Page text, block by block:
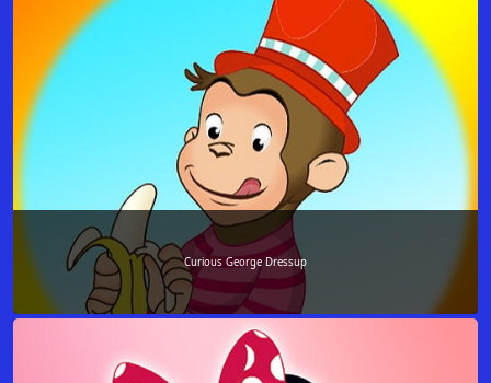
Curious George Dressup